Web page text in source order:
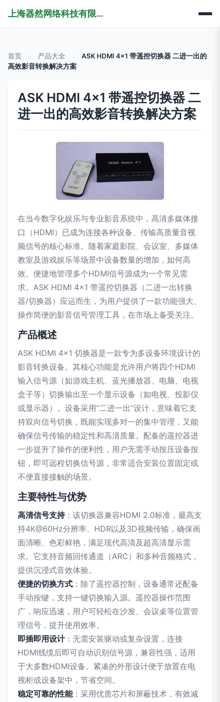
上海器然网络科技有限公司
首页 产品大全
ASK HDMI 4x1 带遥控切换器 二进一出的
高效影音转换解决方案
ASK HDMI 4x1 带遥控切换器 二
进一出的高效影音转换解决方案
在当今数字化娱乐与专业影音系统中，高清多媒体接
口（HDMI）已成为连接各种设备、传输高质量音视
频信号的核心标准。随着家庭影院、会议室、多媒体
教室及游戏娱乐等场景中设备数量的增加，如何高
效、便捷地管理多个HDMI信号源成为一个常见需
求。ASK HDMI 4x1 带遥控切换器（二进一出转换
器/切换器）应运而生，为用户提供了一款功能强大、
操作简便的影音信号管理工具，在市场上备受关注。
产品概述
ASK HDMI 4x1 切换器是一款专为多设备环境设计的
影音转换设备。其核心功能是允许用户将四个HDMI
输入信号源（如游戏主机、蓝光播放器、电脑、电视
盒子等）切换输出至一个显示设备（如电视、投影仪
或显示器）。设备采用“二进一出”设计，意味着它支
持双向信号切换，既能实现多对一的集中管理，又能
确保信号传输的稳定性和高清质量。配备的遥控器进
一步提升了操作的便利性，用户无需手动按压设备按
钮，即可远程切换信号源，非常适合安装位置固定或
不便直接接触的场景。
主要特性与优势
高清信号支持：该切换器兼容HDMI 2.0标准，最高支
持4K@60Hz分辨率、HDR以及3D视频传输，确保画
面清晰、色彩鲜艳，满足现代高清及超高清显示需
求。它支持音频回传通道（ARC）和多种音频格式，
提供沉浸式音效体验。
便捷的切换方式 ：除了遥控器控制，设备通常还配备
手动按键，支持一键切换输入源。遥控器操作范围
广，响应迅速，用户可轻松在沙发、会议桌等位置管
理信号，提升使用效率。
即插即用设计：无需安装驱动或复杂设置，连接
HDMI线缆后即可自动识别信号源，兼容性强，适用
于大多数HDMI设备。紧凑的外形设计便于放置在电
视柜或设备架中，节省空间。
稳定可靠的性能：采用优质芯片和屏蔽技术，有效减